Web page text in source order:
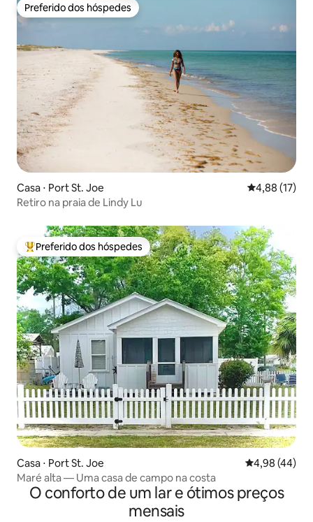
Preferido dos hóspedes
Preferido dos hóspedes
Casa ⋅ Port St. Joe 4,88 de uma
4,88 (17)
Retiro na praia de Lindy Lu
Entre os melhores preferidos dos hóspedes
Preferido dos hóspedes
Casa ⋅ Port St. Joe 4,98 de uma
4,98 (44)
Maré alta — Uma casa de campo na costa
O conforto de um lar e ótimos preços
mensais